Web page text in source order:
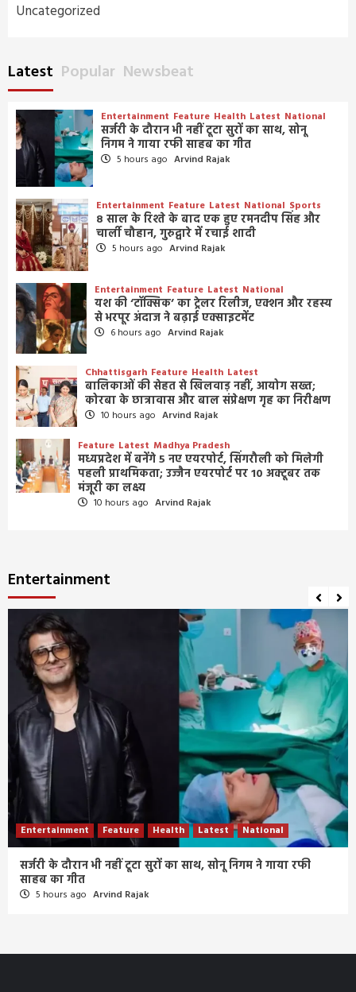
Uncategorized
Latest Popular Newsbeat
Entertainment Feature Health Latest National
सर्जरी के दौरान भी नहीं टूटा सुरों का साथ, सोनू
निगम ने गाया रफी साहब का गीत
5 hours ago Arvind Rajak
Entertainment Feature Latest National Sports
8 साल के रिश्ते के बाद एक हुए रमनदीप सिंह और
चार्ली चौहान, गुरुद्वारे में रचाई शादी
5 hours ago Arvind Rajak
Entertainment Feature Latest National
यश की ‘टॉक्सिक’ का ट्रेलर रिलीज, एक्शन और रहस्य
से भरपूर अंदाज ने बढ़ाई एक्साइटमेंट
6 hours ago Arvind Rajak
Chhattisgarh Feature Health Latest
बालिकाओं की सेहत से खिलवाड़ नहीं, आयोग सख्त;
कोरबा के छात्रावास और बाल संप्रेक्षण गृह का निरीक्षण
10 hours ago Arvind Rajak
Feature Latest Madhya Pradesh
मध्यप्रदेश में बनेंगे 5 नए एयरपोर्ट, सिंगरौली को मिलेगी
पहली प्राथमिकता; उज्जैन एयरपोर्ट पर 10 अक्टूबर तक
मंजूरी का लक्ष्य
10 hours ago Arvind Rajak
Entertainment
Entertainment Feature Health Latest National
सर्जरी के दौरान भी नहीं टूटा सुरों का साथ, सोनू निगम ने गाया रफी
साहब का गीत
5 hours ago Arvind Rajak